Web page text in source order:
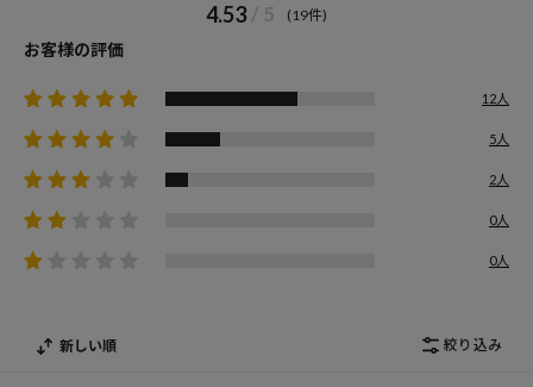
4.53 / 5 (19件)
お客様の評価
12人
5人
2人
0人
0人
新しい順 絞り込み